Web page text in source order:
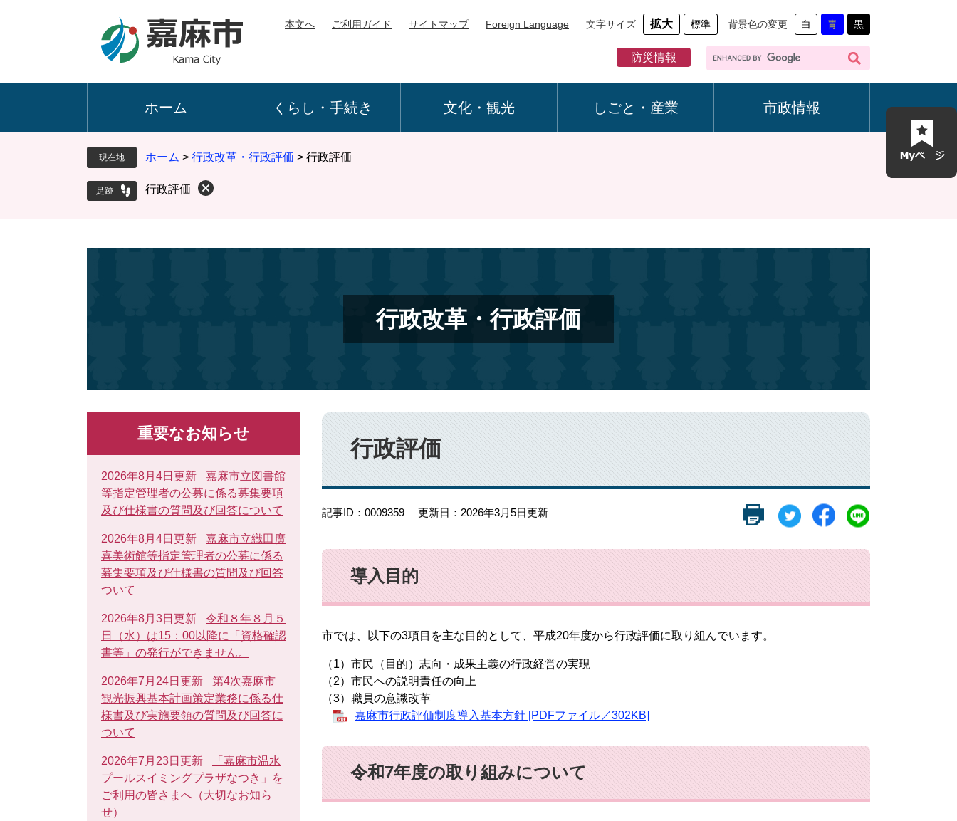
本文へ ご利用ガイド サイトマップ Foreign Language 文字サイズ 拡大 標準 背景色の変更 白 青 黒
防災情報
G
o
ホーム くらし・手続き 文化・観光 しごと・産業 市政情報
現在地 ホーム > 行政改革・行政評価 > 行政評価
行政評価
行政改革・行政評価
本
文
行政評価
記事ID：0009359 更新日：2026年3月5日更新
導入目的
市では、以下の3項目を主な目的として、平成20年度から行政評価に取り組んでいます。
（1）市民（目的）志向・成果主義の行政経営の実現
（2）市民への説明責任の向上
（3）職員の意識改革
嘉麻市行政評価制度導入基本方針 [PDFファイル／302KB]
令和7年度の取り組みについて
重要なお知らせ
2026年8月4日更新
嘉麻市立図書館
等指定管理者の公募に係る募集要項
及び仕様書の質問及び回答について
2026年8月4日更新
嘉麻市立織田廣
喜美術館等指定管理者の公募に係る
募集要項及び仕様書の質問及び回答
ついて
2026年8月3日更新
令和８年８月５
日（水）は15：00以降に「資格確認
書等」の発行ができません。
2026年7月24日更新
第4次嘉麻市
観光振興基本計画策定業務に係る仕
様書及び実施要領の質問及び回答に
ついて
2026年7月23日更新
「嘉麻市温水
プールスイミングプラザなつき」を
ご利用の皆さまへ（大切なお知ら
せ）